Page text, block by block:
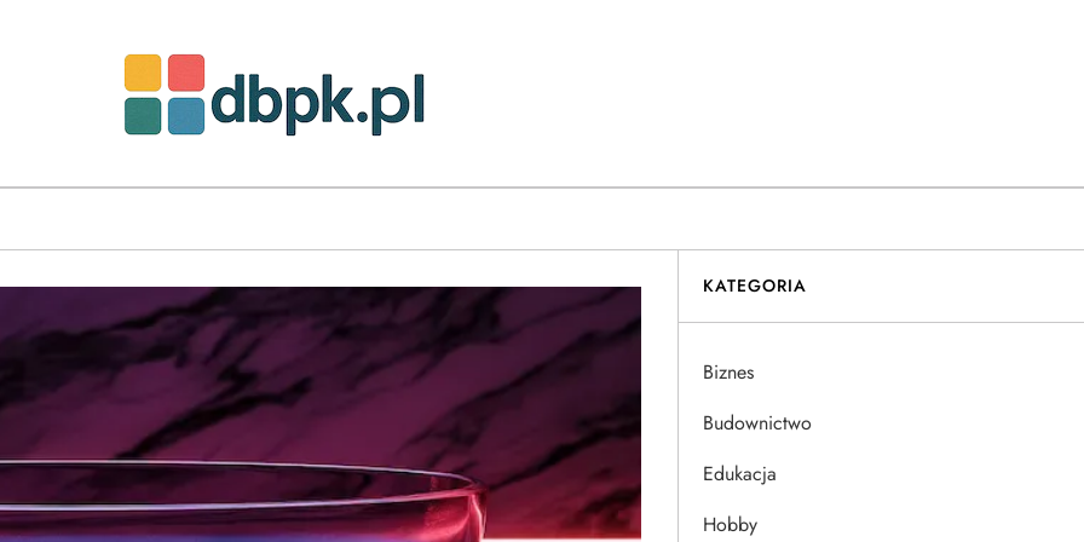
KATEGORIA
Biznes
Budownictwo
Edukacja
Hobby